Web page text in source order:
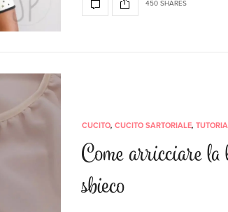
450 SHARES
CUCITO, CUCITO SARTORIALE,
Come arricciare
sbieco